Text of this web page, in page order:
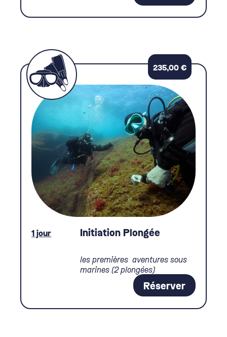
235,00 €
1 jour Initiation Plongée
les premières aventures sous
marines (2 plongées)
Réserver